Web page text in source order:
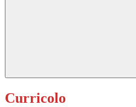
Curricolo